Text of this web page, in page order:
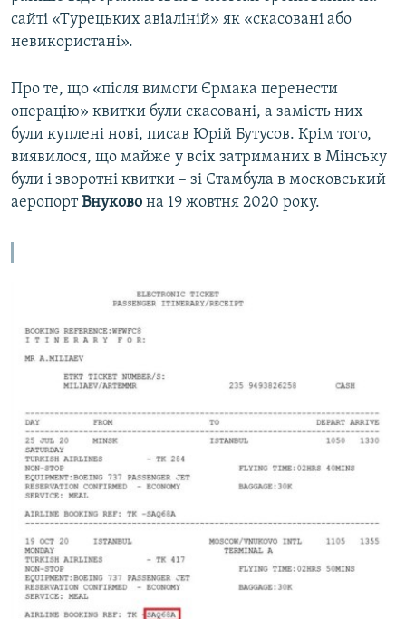
сайті «Турецьких авіаліній» як «скасовані або
невикористані».
Про те, що «після вимоги Єрмака перенести
операцію» квитки були скасовані, а замість них
були куплені нові, писав Юрій Бутусов. Крім того,
виявилося, що майже у всіх затриманих в Мінську
були і зворотні квитки – зі Стамбула в московський
аеропортВнуково на 19 жовтня 2020 року.